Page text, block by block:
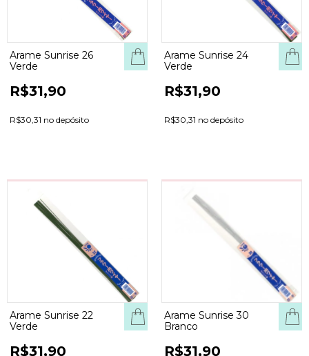
Arame Sunrise 26
Verde
R$31,90
R$30,31 no depósito
Arame Sunrise 24
Verde
R$31,90
R$30,31 no depósito
Arame Sunrise 22
Verde
R$31,90
Arame Sunrise 30
Branco
R$31,90